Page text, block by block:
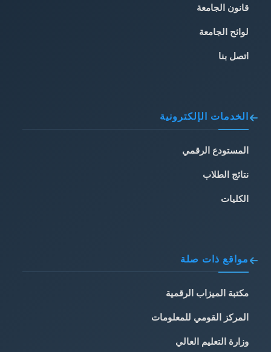
قانون الجامعة
لوائح الجامعة
اتصل بنا
الخدمات الإلكترونية
المستودع الرقمي
نتائج الطلاب
الكليات
مواقع ذات صلة
مكتبة الميزاب الرقمية
المركز القومي للمعلومات
وزارة التعليم العالي